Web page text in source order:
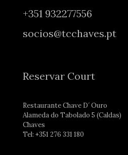
+351 932277556
socios@tcchaves.pt
Reservar Court
Restaurante Chave D´ Ouro
Alameda do Tabolado 5 (Caldas)
Chaves
Tel: +351 276 331 180